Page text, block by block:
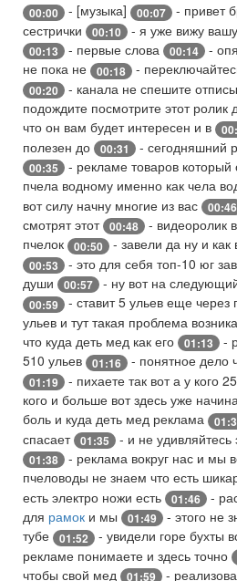
00:00 - [музыка] 00:07
- привет
сестрички
00:10 - я уже вижу
00:13 - первые слова 00:14
-
не пока не
00:18 -
00:20 - канала не спешите
подождите посмотрите этот ролик
что он вам будет интересен и в
полезен до
00:31 - сегодняшний
00:35 - рекламе товаров который
пчела водному именно как чела
вот силу начну многие из вас
00:46
смотрят этот 00:48
- видеоролик
пчелок
00:50 - завели да ну и как
00:53 - это для себя топ-10 юг
души
00:57 - ну вот на
00:59 - ставит 5 ульев еще через
ульев и тут такая проблема
что куда деть мед как его
01:13
-
510 ульев
01:16 - понятное дело
01:19 - пихаете так вот а у кого
кого и больше вот здесь уже
боль и куда деть мед реклама
спасает 01:35 - и не
01:38 - реклама вокруг нас и мы
пчеловоды не знаем что есть
есть электро ножи есть
01:46
-
для рамок и мы 01:49
- этого не
тубе
01:52 - увидели горе бухты
рекламе понимаете и здесь точно
чтобы свой мед
01:59 -